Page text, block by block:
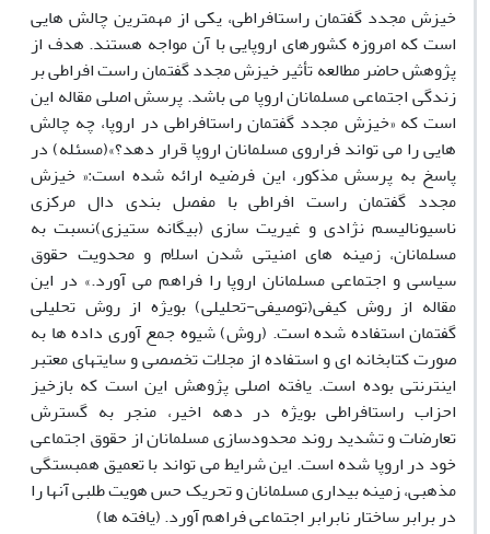
خیزش مجدد گفتمان راستافراطی، یکی از مهمترین چالش هایی
است که امروزه کشورهای اروپایی با آن مواجه هستند. هدف از
پژوهش حاضر مطالعه تأثیر خیزش مجدد گفتمان راست افراطی بر
زندگی اجتماعی مسلمانان اروپا می باشد. پرسش اصلی مقاله این
است که «خیزش مجدد گفتمان راستافراطی در اروپا، چه چالش
هایی را می تواند فراروی مسلمانان اروپا قرار دهد؟»(مسئله) در
پاسخ به پرسش مذکور، این فرضیه ارائه شده است:« خیزش
مجدد گفتمان راست افراطی با مفصل بندی دال مرکزی
ناسیونالیسم نژادی و غیریت سازی (بیگانه ستیزی)نسبت به
مسلمانان، زمینه های امنیتی شدن اسلام و محدویت حقوق
سیاسی و اجتماعی مسلمانان اروپا را فراهم می آورد.» در این
مقاله از روش کیفی(توصیفی-تحلیلی) بویژه از روش تحلیلی
گفتمان استفاده شده است. (روش) شیوه جمع آوری داده ها به
صورت کتابخانه ای و استفاده از مجلات تخصصی و سایتهای معتبر
اینترنتی بوده است. یافته اصلی پژوهش این است که بازخیز
احزاب راستافراطی بویژه در دهه اخیر، منجر به گسترش
تعارضات و تشدید روند محدودسازی مسلمانان از حقوق اجتماعی
خود در اروپا شده است. این شرایط می تواند با تعمیق همبستگی
مذهبی، زمینه بیداری مسلمانان و تحریک حس هویت طلبی آنها را
در برابر ساختار نابرابر اجتماعی فراهم آورد. (یافته ها)